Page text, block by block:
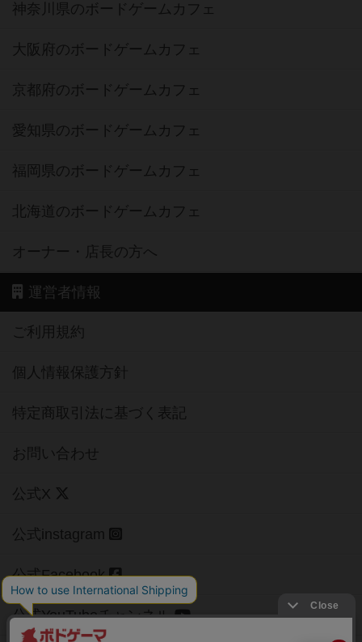
神奈川県のボードゲームカフェ
大阪府のボードゲームカフェ
京都府のボードゲームカフェ
愛知県のボードゲームカフェ
福岡県のボードゲームカフェ
北海道のボードゲームカフェ
オーナー・店長の方へ
運営者情報
ご利用規約
個人情報保護方針
特定商取引法に基づく表記
お問い合わせ
公式X
公式instagram
公式Facebook
公式YouTubeチャンネル